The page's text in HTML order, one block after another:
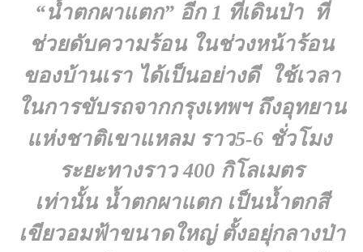
“น้ำตกผาแตก” อีก 1 ที่เดินป่า ที่
ช่วยดับความร้อน ในช่วงหน้าร้อน
ของบ้านเรา ได้เป็นอย่างดี ใช้เวลา
ในการขับรถจากกรุงเทพฯ ถึงอุทยาน
แห่งชาติเขาแหลม ราว5-6 ชั่วโมง
ระยะทางราว 400 กิโลเมตร
เท่านั้น น้ำตกผาแตก เป็นน้ำตกสี
เขียวอมฟ้าขนาดใหญ่ ตั้งอยุ่กลางป่า